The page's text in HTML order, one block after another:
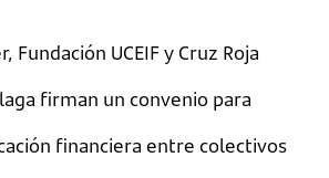
Fundación UCEIF y Cruz Roja
firman un convenio para
financiera entre colectivos